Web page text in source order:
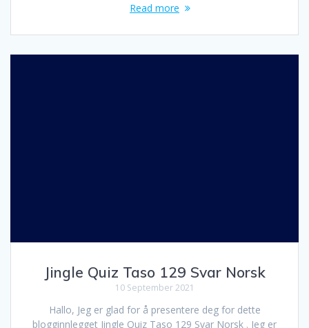
Read more
Jingle Quiz Taso 129 Svar Norsk
10 September 2021
Hallo, Jeg er glad for å presentere deg for dette
blogginnlegget Jingle Quiz Taso 129 Svar Norsk . Jeg er